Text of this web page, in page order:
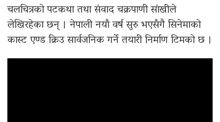
चलचित्रको पटकथा तथा संवाद चक्रपाणी सांखीले
लेखिरहेका छन् । नेपाली नयाँ वर्ष सुरु भएसँगै सिनेमाको
कास्ट एण्ड क्रिउ सार्वजनिक गर्ने तयारी निर्माण टिमको छ ।